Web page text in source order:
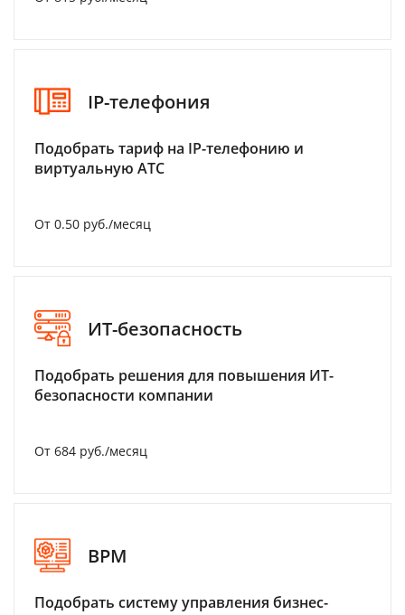
IP-телефония
Подобрать тариф на IP-телефонию и
виртуальную АТС
От 0.50 руб./месяц
ИТ-безопасность
Подобрать решения для повышения ИТ-
безопасности компании
От 684 руб./месяц
BPM
Подобрать систему управления бизнес-